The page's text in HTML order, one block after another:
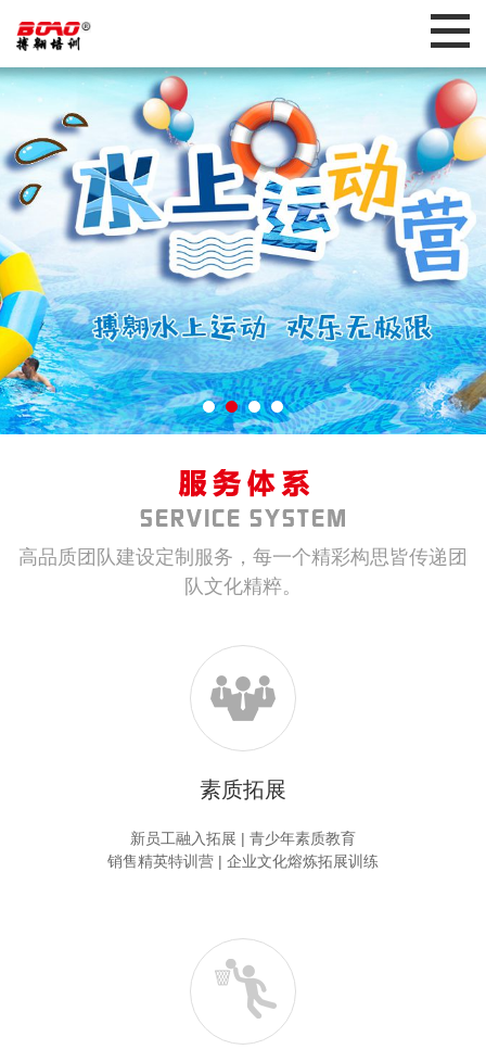
高品质团队建设定制服务，每一个精彩构思皆传递团
队文化精粹。
素质拓展
新员工融入拓展 | 青少年素质教育
销售精英特训营 | 企业文化熔炼拓展训练